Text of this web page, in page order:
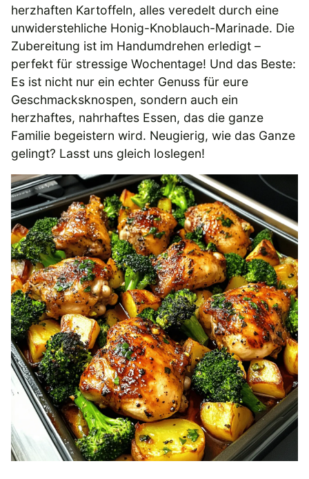
herzhaften Kartoffeln, alles veredelt durch eine
unwiderstehliche Honig-Knoblauch-Marinade. Die
Zubereitung ist im Handumdrehen erledigt –
perfekt für stressige Wochentage! Und das Beste:
Es ist nicht nur ein echter Genuss für eure
Geschmacksknospen, sondern auch ein
herzhaftes, nahrhaftes Essen, das die ganze
Familie begeistern wird. Neugierig, wie das Ganze
gelingt? Lasst uns gleich loslegen!